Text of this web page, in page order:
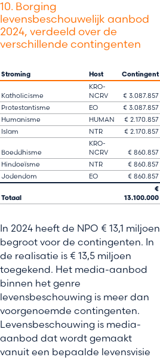
10. Borging
levensbeschouwelijk aanbod
2024, verdeeld over de
verschillende contingenten
Stroming Host Contingent
Katholicisme
KRO-
NCRV
€ 3.087.857
Protestantisme
EO
€ 3.087.857
Humanisme
HUMAN
€ 2.170.857
Islam
NTR € 2.170.857
Boeddhisme
KRO-
NCRV
€ 860.857
Hindoeïsme
NTR
€ 860.857
Jodendom
EO € 860.857
Totaal
€
13.100.000
In 2024 heeft de NPO € 13,1 miljoen
begroot voor de contingenten. In
de realisatie is € 13,5 miljoen
toegekend. Het media-aanbod
binnen het genre
levensbeschouwing is meer dan
voorgenoemde contingenten.
Levensbeschouwing is media-
aanbod dat wordt gemaakt
vanuit een bepaalde levensvisie